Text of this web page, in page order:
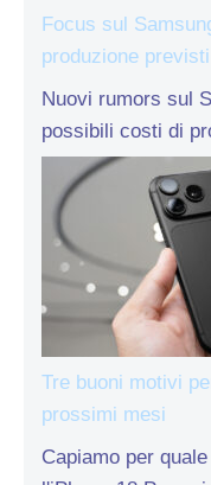
Focus sul
produzione previsti
Nuovi rumors sul
possibili costi di
Tre buoni motivi
prossimi mesi
Capiamo per